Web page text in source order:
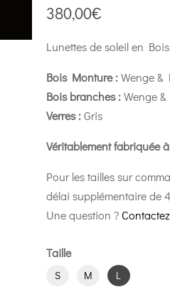
380,00€
Lunettes de soleil en
Bois Monture :Wenge &
Bois branches :Wenge &
Verres :Gris
Véritablement fabriquée
Pour les tailles sur
délai supplémentaire de
Une question ?
Taille
S M L